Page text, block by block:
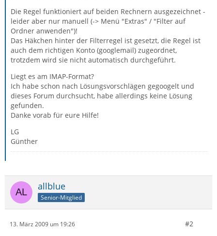
Die Regel funktioniert auf beiden Rechnern ausgezeichnet -
leider aber nur manuell (-> Menü "Extras" / "Filter auf
Ordner anwenden")!
Das Häkchen hinter der Filterregel ist gesetzt, die Regel ist
auch dem richtigen Konto (googlemail) zugeordnet,
trotzdem wird sie nicht automatisch durchgeführt.
Liegt es am IMAP-Format?
Ich habe schon nach Lösungsvorschlägen gegoogelt und
dieses Forum durchsucht, habe allerdings keine Lösung
gefunden.
Danke vorab für eure Hilfe!
LG
Günther
allblue
Senior-Mitglied
13. März 2009 um 19:26 #2